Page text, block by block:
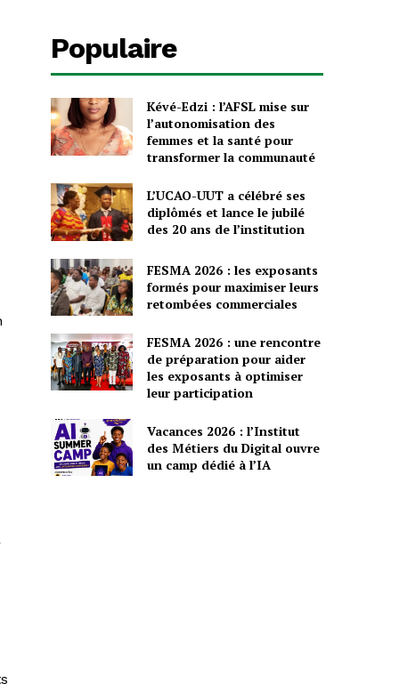
Populaire
Kévé-Edzi : l’AFSL mise sur
l’autonomisation des
femmes et la santé pour
transformer la communauté
L’UCAO-UUT a célébré ses
diplômés et lance le jubilé
des 20 ans de l’institution
FESMA 2026 : les exposants
formés pour maximiser leurs
retombées commerciales
FESMA 2026 : une rencontre
de préparation pour aider
les exposants à optimiser
leur participation
Vacances 2026 : l’Institut
des Métiers du Digital ouvre
un camp dédié à l’IA